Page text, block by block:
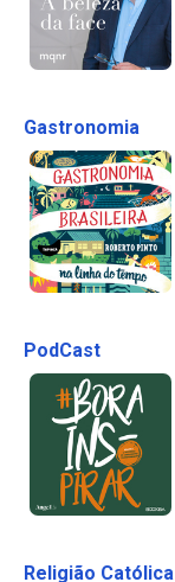
Gastronomia
PodCast
Religião Católica